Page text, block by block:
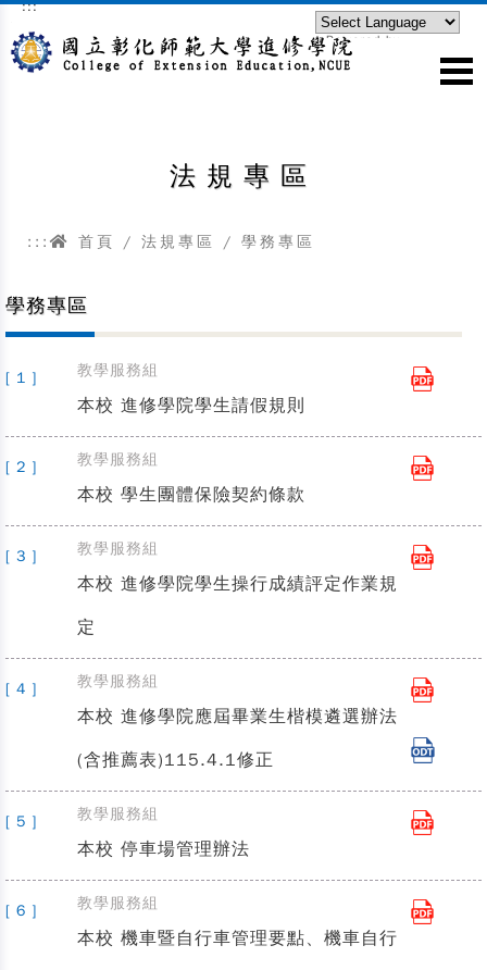
跳到主要內容區塊
:::
Powered by
法規專區
::: 首頁 / 法規專區 / 學務專區
學務專區
[ 1 ] 教學服務組
本校 進修學院學生請假規則
[ 2 ] 教學服務組
本校 學生團體保險契約條款
[ 3 ] 教學服務組
本校 進修學院學生操行成績評定作業規
定
[ 4 ] 教學服務組
本校 進修學院應屆畢業生楷模遴選辦法
(含推薦表)115.4.1修正
[ 5 ] 教學服務組
本校 停車場管理辦法
[ 6 ] 教學服務組
本校 機車暨自行車管理要點、機車自行